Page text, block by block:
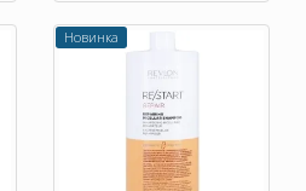
Новинка